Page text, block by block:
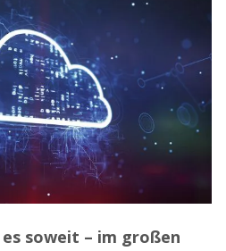
soweit – im großen